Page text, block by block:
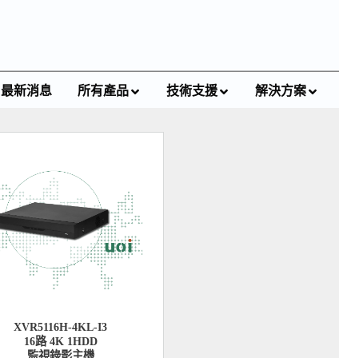
最新消息 所有產品 技術支援 解決方案
XVR5116H-4KL-I3
16路 4K 1HDD
監視錄影主機